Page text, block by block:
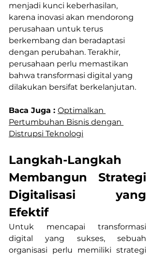
menjadi kunci keberhasilan,
karena inovasi akan mendorong
perusahaan untuk terus
berkembang dan beradaptasi
dengan perubahan. Terakhir,
perusahaan perlu memastikan
bahwa transformasi digital yang
dilakukan bersifat berkelanjutan.
Baca Juga : Optimalkan
Pertumbuhan Bisnis dengan
Distrupsi Teknologi
Langkah-Langkah
Membangun Strategi
Digitalisasi yang
Efektif
Untuk mencapai transformasi
digital yang sukses, sebuah
organisasi perlu memiliki strategi